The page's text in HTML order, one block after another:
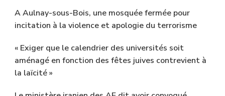
A Aulnay-sous-Bois, une mosquée fermée pour
incitation à la violence et apologie du terrorisme
« Exiger que le calendrier des universités soit
aménagé en fonction des fêtes juives contrevient à
la laïcité »